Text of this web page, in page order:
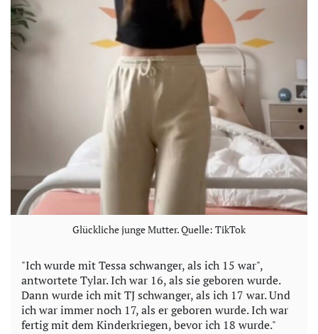
Glückliche junge Mutter. Quelle: TikTok
"Ich wurde mit Tessa schwanger, als ich 15 war",
antwortete Tylar. Ich war 16, als sie geboren wurde.
Dann wurde ich mit TJ schwanger, als ich 17 war. Und
ich war immer noch 17, als er geboren wurde. Ich war
fertig mit dem Kinderkriegen, bevor ich 18 wurde."